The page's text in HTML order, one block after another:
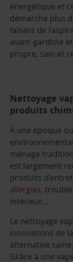
énergétique et
démarche plus
faisant de
avant-gardiste
propre, sain et
Nettoyage
produits
À une époque
ménage
est largement
produits
allergies,
intérieur…
Le nettoyage
innovations de la
alternative
Grâce à une